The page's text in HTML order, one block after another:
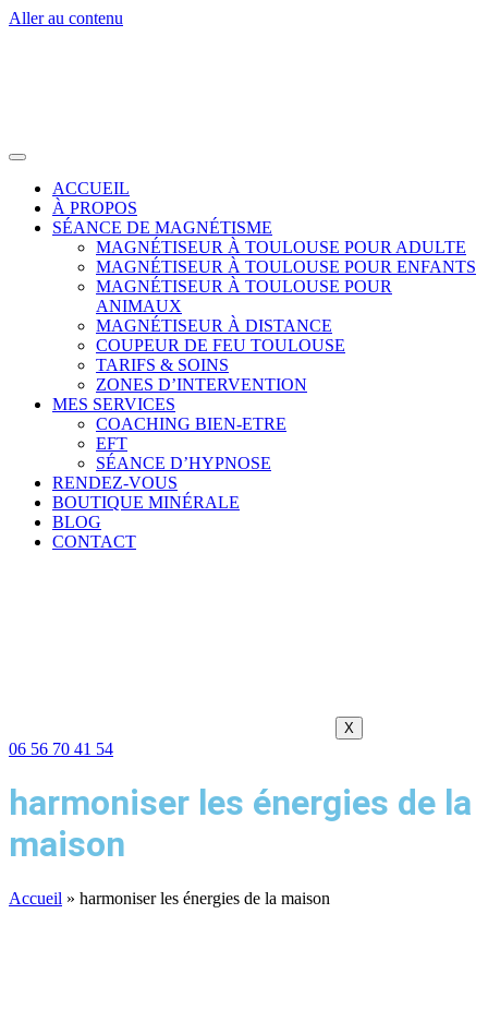
Aller au contenu
ACCUEIL
À PROPOS
SÉANCE DE MAGNÉTISME
MAGNÉTISEUR À TOULOUSE POUR ADULTE
MAGNÉTISEUR À TOULOUSE POUR ENFANTS
MAGNÉTISEUR À TOULOUSE POUR
ANIMAUX
MAGNÉTISEUR À DISTANCE
COUPEUR DE FEU TOULOUSE
TARIFS & SOINS
ZONES D’INTERVENTION
MES SERVICES
COACHING BIEN-ETRE
EFT
SÉANCE D’HYPNOSE
RENDEZ-VOUS
BOUTIQUE MINÉRALE
BLOG
CONTACT
X
06 56 70 41 54
harmoniser les énergies de la
maison
Accueil » harmoniser les énergies de la maison